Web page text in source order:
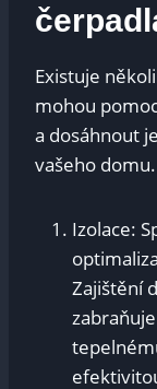
Existuje
mohou
a dosáhnout
vašeho domu.
Izolace:
Zajištění